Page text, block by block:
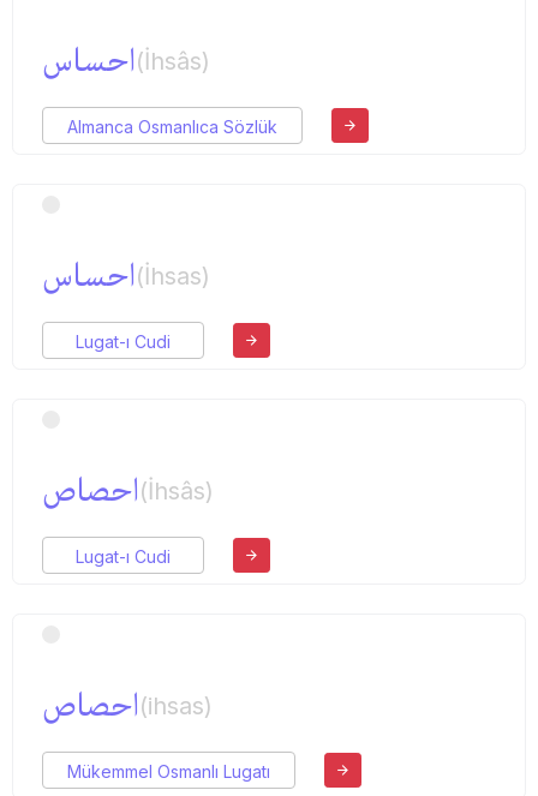
احساس(İhsâs)
Almanca Osmanlıca Sözlük
احساس(İhsas)
Lugat-ı Cudi
احصاص(İhsâs)
Lugat-ı Cudi
احصاص(ihsas)
Mükemmel Osmanlı Lugatı